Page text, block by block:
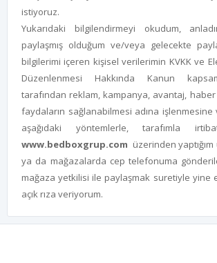
istiyoruz.
Yukarıdaki bilgilendirmeyi okudum,
paylaşmış olduğum ve/veya gelecekte
bilgilerimi içeren kişisel verilerimin KVKK ve
Düzenlenmesi Hakkında Kanun
tarafından reklam, kampanya, avantaj,
faydaların sağlanabilmesi adına
aşağıdaki yöntemlerle, tarafımla
www.bedboxgrup.com üzerinden
ya da mağazalarda cep telefonuma
mağaza yetkilisi ile paylaşmak suretiyle yine
açık rıza veriyorum.